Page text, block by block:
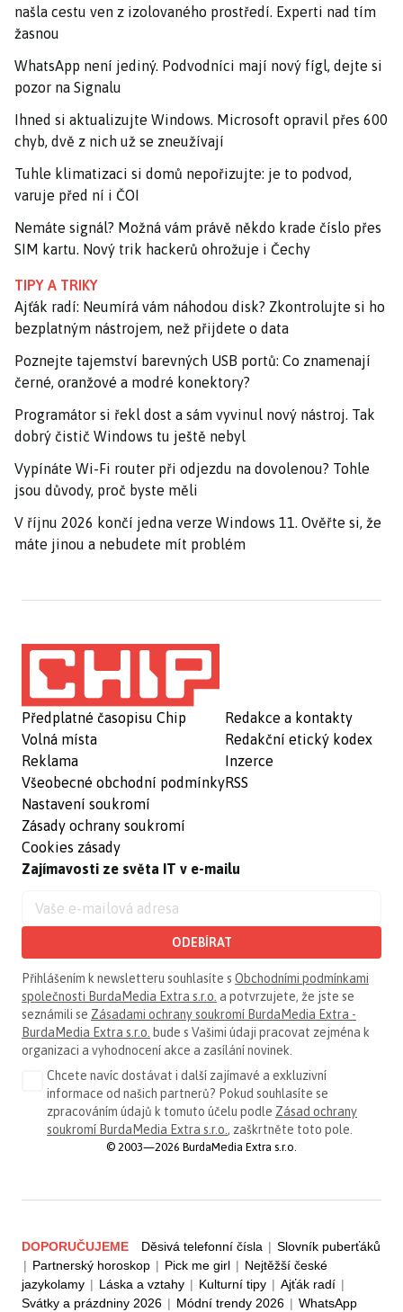
našla cestu ven z izolovaného prostředí. Experti nad tím
žasnou
WhatsApp není jediný. Podvodníci mají nový fígl, dejte si
pozor na Signalu
Ihned si aktualizujte Windows. Microsoft opravil přes 600
chyb, dvě z nich už se zneužívají
Tuhle klimatizaci si domů nepořizujte: je to podvod,
varuje před ní i ČOI
Nemáte signál? Možná vám právě někdo krade číslo přes
SIM kartu. Nový trik hackerů ohrožuje i Čechy
TIPY A TRIKY
Ajťák radí: Neumírá vám náhodou disk? Zkontrolujte si ho
bezplatným nástrojem, než přijdete o data
Poznejte tajemství barevných USB portů: Co znamenají
černé, oranžové a modré konektory?
Programátor si řekl dost a sám vyvinul nový nástroj. Tak
dobrý čistič Windows tu ještě nebyl
Vypínáte Wi-Fi router při odjezdu na dovolenou? Tohle
jsou důvody, proč byste měli
V říjnu 2026 končí jedna verze Windows 11. Ověřte si, že
máte jinou a nebudete mít problém
Předplatné časopisu Chip
Volná místa
Reklama
Všeobecné obchodní podmínky
Nastavení soukromí
Zásady ochrany soukromí
Cookies zásady
Redakce a kontakty
Redakční etický kodex
Inzerce
RSS
Zajímavosti ze světa IT v e-mailu
ODEBÍRAT
Přihlášením k newsletteru souhlasíte s Obchodními podmínkami
společnosti BurdaMedia Extra s.r.o. a potvrzujete, že jste se
seznámili se Zásadami ochrany soukromí BurdaMedia Extra -
BurdaMedia Extra s.r.o. bude s Vašimi údaji pracovat zejména k
organizaci a vyhodnocení akce a zasílání novinek.
Chcete navíc dostávat i další zajímavé a exkluzivní
informace od našich partnerů? Pokud souhlasíte se
zpracováním údajů k tomuto účelu podle Zásad ochrany
soukromí BurdaMedia Extra s.r.o., zaškrtněte toto pole.
© 2003—2026 BurdaMedia Extra s.r.o.
DOPORUČUJEME Děsivá telefonní čísla | Slovník puberťáků
| Partnerský horoskop | Pick me girl | Nejtěžší české
jazykolamy | Láska a vztahy | Kulturní tipy | Ajťák radí |
Svátky a prázdniny 2026 | Módní trendy 2026 | WhatsApp